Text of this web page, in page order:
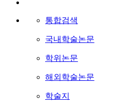
통합검색
국내학술논문
학위논문
해외학술논문
학술지